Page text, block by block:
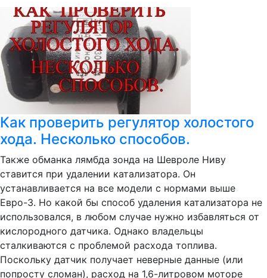
Как проверить регулятор холостого
хода. Несколько способов.
Также обманка лямбда зонда на Шевроле Ниву
ставится при удалении катализатора. Он
устанавливается на все модели с нормами выше
Евро-3. Но какой бы способ удаления катализатора не
использовался, в любом случае нужно избавляться от
кислородного датчика. Однако владельцы
сталкиваются с проблемой расхода топлива.
Поскольку датчик получает неверные данные (или
попросту сломан), расход на 1,6-литровом моторе